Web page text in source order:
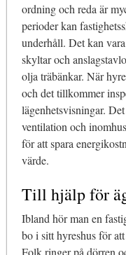
ordning och reda är
perioder kan
underhåll. Det kan
skyltar och
olja träbänkar. När
och det tillkommer
lägenhetsvisningar.
ventilation och
för att spara
värde.
Till hjälp för
Ibland hör man en
bo i sitt hyreshus för
Folk ringer på dörren